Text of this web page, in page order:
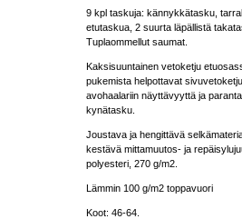
9 kpl taskuja: kännykkätasku,
etutaskua, 2 suurta läpällistä
Tuplaommellut saumat.
Kaksisuuntainen vetoketju
pukemista helpottavat
avohaalariin näyttävyyttä ja
kynätasku.
Joustava ja hengittävä
kestävä mittamuutos- ja
polyesteri, 270 g/m2.
Lämmin 100 g/m2 toppavuori
Koot: 46-64.